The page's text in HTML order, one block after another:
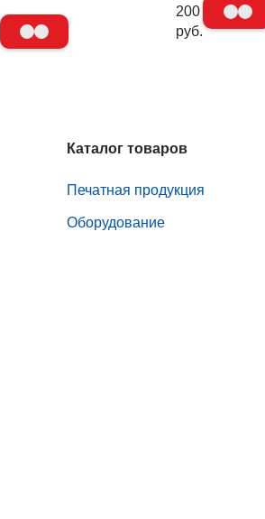
200
руб.
Каталог товаров
Печатная продукция
Оборудование